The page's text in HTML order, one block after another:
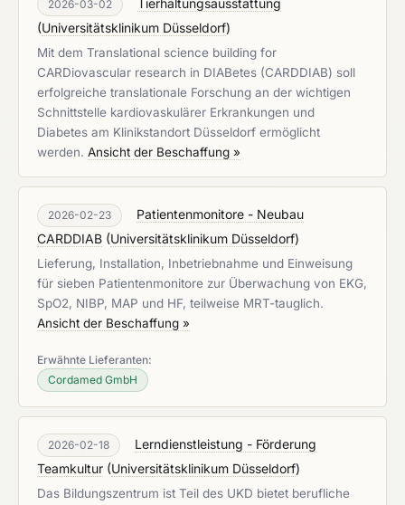
2026-03-02
Tierhaltungsausstattung
(Universitätsklinikum Düsseldorf)
Mit dem Translational science building for
CARDiovascular research in DIABetes (CARDDIAB) soll
erfolgreiche translationale Forschung an der wichtigen
Schnittstelle kardiovaskulärer Erkrankungen und
Diabetes am Klinikstandort Düsseldorf ermöglicht
werden. Ansicht der Beschaffung »
2026-02-23
Patientenmonitore - Neubau
CARDDIAB (Universitätsklinikum Düsseldorf)
Lieferung, Installation, Inbetriebnahme und Einweisung
für sieben Patientenmonitore zur Überwachung von EKG,
SpO2, NIBP, MAP und HF, teilweise MRT-tauglich.
Ansicht der Beschaffung »
Erwähnte Lieferanten:
Cordamed GmbH
2026-02-18
Lerndienstleistung - Förderung
Teamkultur (Universitätsklinikum Düsseldorf)
Das Bildungszentrum ist Teil des UKD bietet berufliche